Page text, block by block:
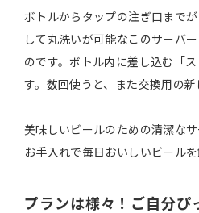
ボトルからタップの注ぎ口まで
して丸洗いが可能なこのサーバ
のです。ボトル内に差し込む「
す。数回使うと、また交換用の新
美味しいビールのための清潔な
お手入れで毎日おいしいビールを
プランは様々！ご自分ぴ